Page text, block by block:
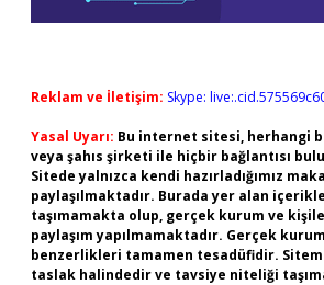
Reklam ve İletişim: Skype:
Yasal Uyarı: Bu internet sitesi, herhangi
veya şahıs şirketi ile hiçbir bağlantısı
Sitede yalnızca kendi hazırladığımız
paylaşılmaktadır. Burada yer alan
taşımamakta olup, gerçek kurum ve
paylaşım yapılmamaktadır. Gerçek
benzerlikleri tamamen tesadüfidir.
taslak halindedir ve tavsiye niteliği